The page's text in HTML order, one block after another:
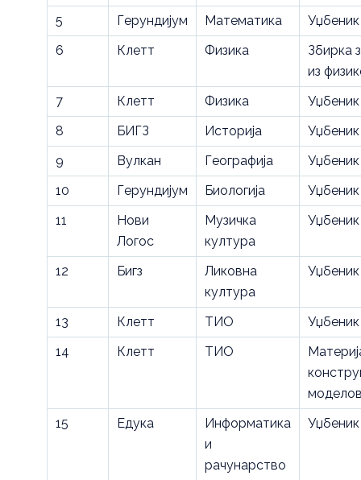
5
Герундијум Математика
Уџбеник
6
Клетт Физика
Збирка
из
7
Клетт Физика
Уџбеник
8
БИГЗ Историја
Уџбеник
9
Вулкан Географија
Уџбеник
10
Герундијум Биологија
Уџбеник
11
Нови
Логос
Музичка
култура
Уџбеник
12 Бигз
Ликовна
култура
Уџбеник
13 Клетт ТИО
Уџбеник
14
Клетт ТИО
15
Едука
Информатика
и
рачунарство
Уџбеник